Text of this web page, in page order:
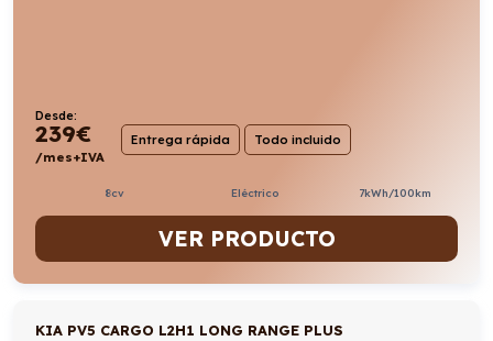
Desde:
239€
/mes+IVA
Entrega rápida Todo incluido
8cv Eléctrico 7kWh/100km
VER PRODUCTO
KIA PV5 CARGO L2H1 LONG RANGE PLUS